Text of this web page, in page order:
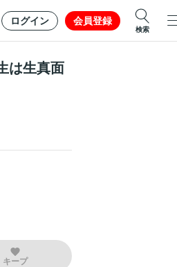
ログイン 会員登録
検索
は生真面
キープ